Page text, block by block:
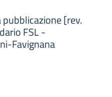
[rev.
FSL -
Favignana